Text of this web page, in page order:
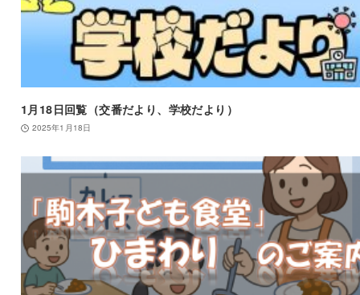
1月18日回覧（交番だより、学校だより）
2025年1月18日